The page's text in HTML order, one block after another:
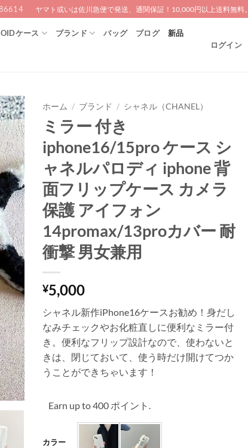
ヤマト或いは佐川急便で発送、通関保証！10,000円以上送料無料。
ケース ブランド バッグ ブログ 新品
ログイン
ホーム / ブランド / シャネル（CHANEL）
ミラー 付き
iphone16/15pro ケース シ
ャネルパロディ iphone 背
面フリップケース カメラ
保護 アイフォン
14promax/13proカバー 耐
衝撃 男女兼用
¥5,000
シャネル新作iPhone16ケースお勧め！身だし
なみチェックやお化粧直しに便利なミラー付
き。便利なフリップ設計なので、使わないと
きは、閉じておいて、使う時だけ開けてつか
うことができちゃいます！
Earn up to 400 ポイント.
カラー